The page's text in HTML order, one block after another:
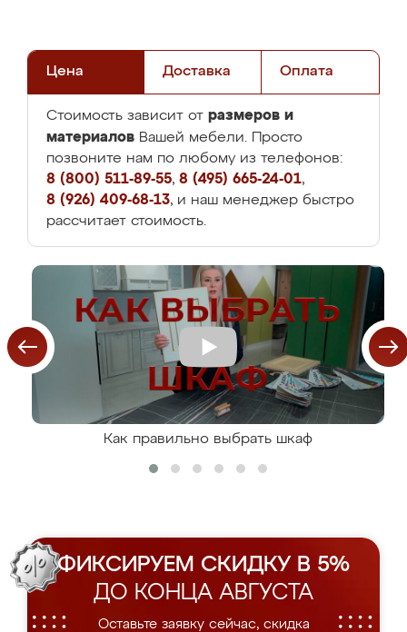
Цена Доставка Оплата
Стоимость зависит от размеров и
материалов Вашей мебели. Просто
позвоните нам по любому из телефонов:
8 (800) 511-89-55, 8 (495) 665-24-01,
8 (926) 409-68-13, и наш менеджер быстро
рассчитает стоимость.
Как правильно выбрать шкаф
ФИКСИРУЕМ СКИДКУ В 5%
ДО КОНЦА АВГУСТА
Оставьте заявку сейчас, скидка